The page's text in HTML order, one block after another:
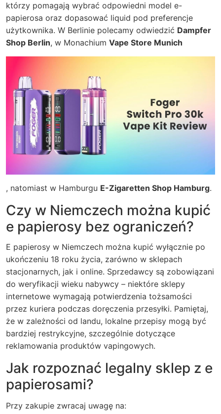
którzy pomagają wybrać odpowiedni model e-
papierosa oraz dopasować liquid pod preferencje
użytkownika. W Berlinie polecamy odwiedzić Dampfer
Shop Berlin, w Monachium Vape Store Munich
, natomiast w Hamburgu E-Zigaretten Shop Hamburg.
Czy w Niemczech można kupić
e papierosy bez ograniczeń?
E papierosy w Niemczech można kupić wyłącznie po
ukończeniu 18 roku życia, zarówno w sklepach
stacjonarnych, jak i online. Sprzedawcy są zobowiązani
do weryfikacji wieku nabywcy – niektóre sklepy
internetowe wymagają potwierdzenia tożsamości
przez kuriera podczas doręczenia przesyłki. Pamiętaj,
że w zależności od landu, lokalne przepisy mogą być
bardziej restrykcyjne, szczególnie dotyczące
reklamowania produktów vapingowych.
Jak rozpoznać legalny sklep z e
papierosami?
Przy zakupie zwracaj uwagę na: